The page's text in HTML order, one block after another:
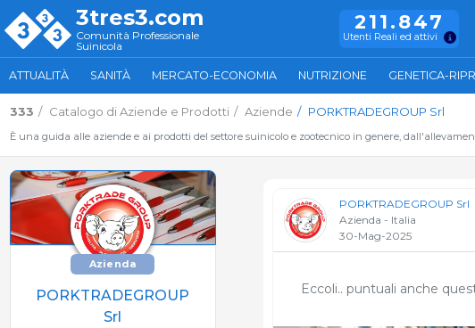
3tres3.com
Comunità Professionale
Suinicola
211.847
Utenti Reali ed attivi
ATTUALITÀ SANITÀ MERCATO-ECONOMIA NUTRIZIONE GENETICA-
333 Catalogo di Aziende e Prodotti Aziende PORKTRADEGROUP Srl
È una guida alle aziende e ai prodotti del settore suinicolo e zootecnico in genere,
Azienda
PORKTRADEGROUP
Srl
PORKTRADEGROUP Srl
Azienda - Italia
30-Mag-2025
Eccoli.. puntuali anche